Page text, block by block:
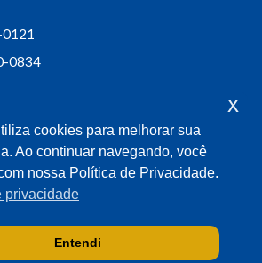
0834
mandato
cookies para melhorar sua
Ao continuar navegando, você
nossa Política de Privacidade.
privacidade
Entendi
x